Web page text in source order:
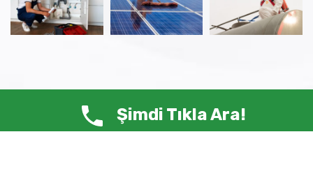
© Copyright 2025 ANTİ HAŞERE – Tüm Hakları Saklıdır.
Şimdi Tıkla Ara!